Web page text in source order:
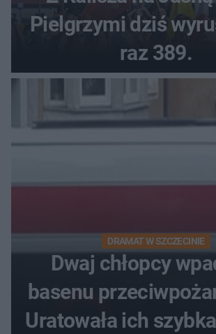
Pielgrzymi dziś
raz 389.
DRAMAT W SZCZECINIE
Dwaj chłopcy
basenu
Uratowała ich